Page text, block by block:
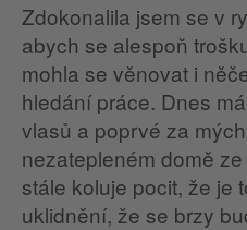
Zdokonalila jsem se v
abych se alespoň
mohla se věnovat i
hledání práce. Dnes
vlasů a poprvé za
nezatepleném domě
stále koluje pocit, že je
uklidnění, že se brzy